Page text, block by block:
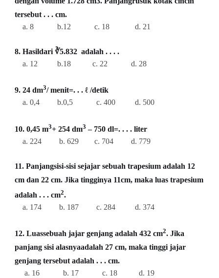
tersebut . . . cm.
a. 8 b.12 c. 18 d. 21
8. Hasildari ∛5.832 adalah . . . .
a. 12 b.18 c. 22 d. 28
9. 24 dm3/ menit=. . . ℓ /detik
a. 0,4 b.0,5 c. 400 d. 500
10. 0,45 m3+ 254 dm3 – 750 dl=. . . . liter
a. 224 b. 629 c. 704 d. 779
11. Panjangsisi-sisi sejajar sebuah trapesium adalah 12
cm dan 22 cm. Jika tingginya 11cm, maka luas trapesium
adalah . . . cm2.
a. 174 b. 187 c. 284 d. 374
12. Luassebuah jajar genjang adalah 432 cm2. Jika
panjang sisi alasnyaadalah 27 cm, maka tinggi jajar
genjang tersebut adalah . . . cm.
a. 16 b. 17 c. 18 d. 19